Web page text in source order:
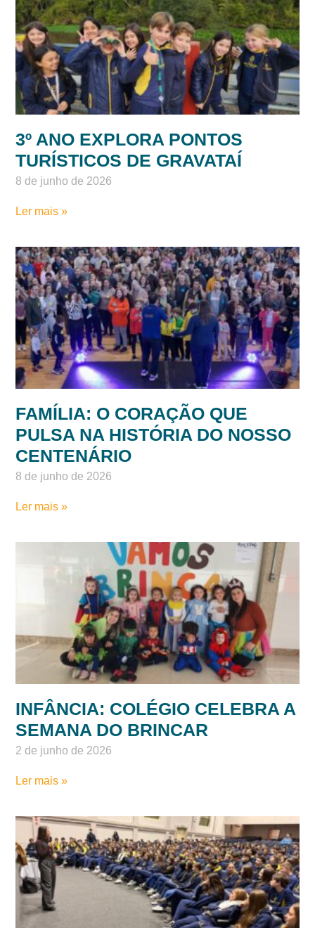
AQUECENDO CORAÇÕES
13 de junho de 2026
Ler mais »
3º ANO EXPLORA PONTOS
TURÍSTICOS DE GRAVATAÍ
8 de junho de 2026
Ler mais »
FAMÍLIA: O CORAÇÃO QUE
PULSA NA HISTÓRIA DO NOSSO
CENTENÁRIO
8 de junho de 2026
Ler mais »
INFÂNCIA: COLÉGIO CELEBRA A
SEMANA DO BRINCAR
2 de junho de 2026
Ler mais »